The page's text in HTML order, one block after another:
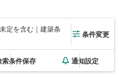
定を含む｜建築条
条件変更
索条件保存 通知設定